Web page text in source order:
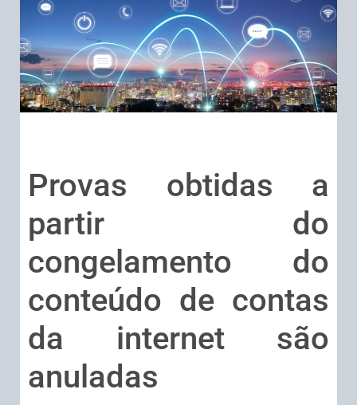
Provas obtidas a
partir do
congelamento do
conteúdo de contas
da internet são
anuladas